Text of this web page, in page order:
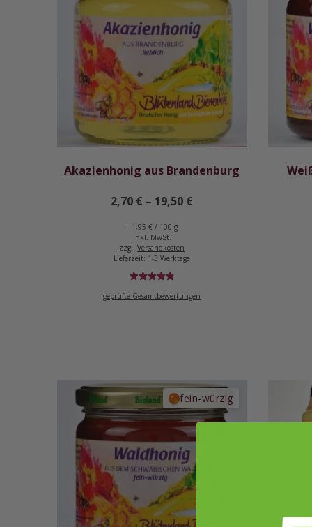
Akazienhonig aus Brandenburg
2,70 € – 19,50 €
– 1,95€ / 100 g
inkl. MwSt.
zzgl.Versandkosten
Lieferzeit: 1-3 Werktage
mit4.92
geprüfte Gesamtbewertungen
fein-würzig